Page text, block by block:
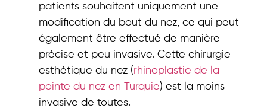
patients souhaitent uniquement une
modification du bout du nez, ce qui peut
également être effectué de manière
précise et peu invasive. Cette chirurgie
esthétique du nez (rhinoplastie de la
pointe du nez en Turquie) est la moins
invasive de toutes.